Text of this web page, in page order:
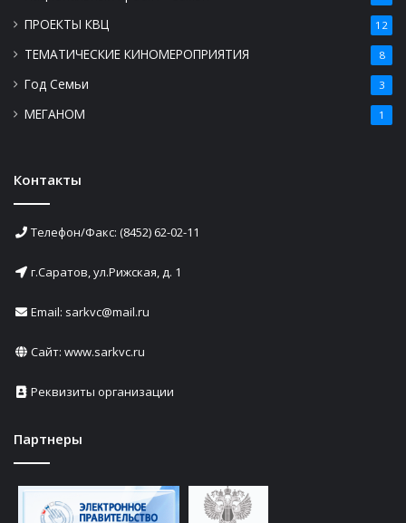
ПРОЕКТЫ КВЦ 12
ТЕМАТИЧЕСКИЕ КИНОМЕРОПРИЯТИЯ 8
Год Семьи 3
МЕГАНОМ 1
Контакты
Телефон/Факс: (8452) 62-02-11
г.Саратов, ул.Рижская, д. 1
Email: sarkvc@mail.ru
Сайт: www.sarkvc.ru
Реквизиты организации
Партнеры